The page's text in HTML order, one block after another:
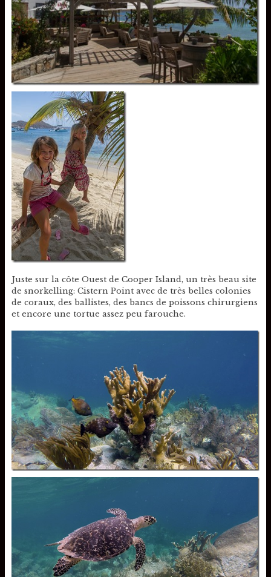
Juste sur la côte Ouest de Cooper Island, un très beau site
de snorkelling: Cistern Point avec de très belles colonies
de coraux, des ballistes, des bancs de poissons chirurgiens
et encore une tortue assez peu farouche.